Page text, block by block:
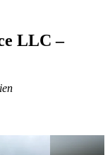
LLC –